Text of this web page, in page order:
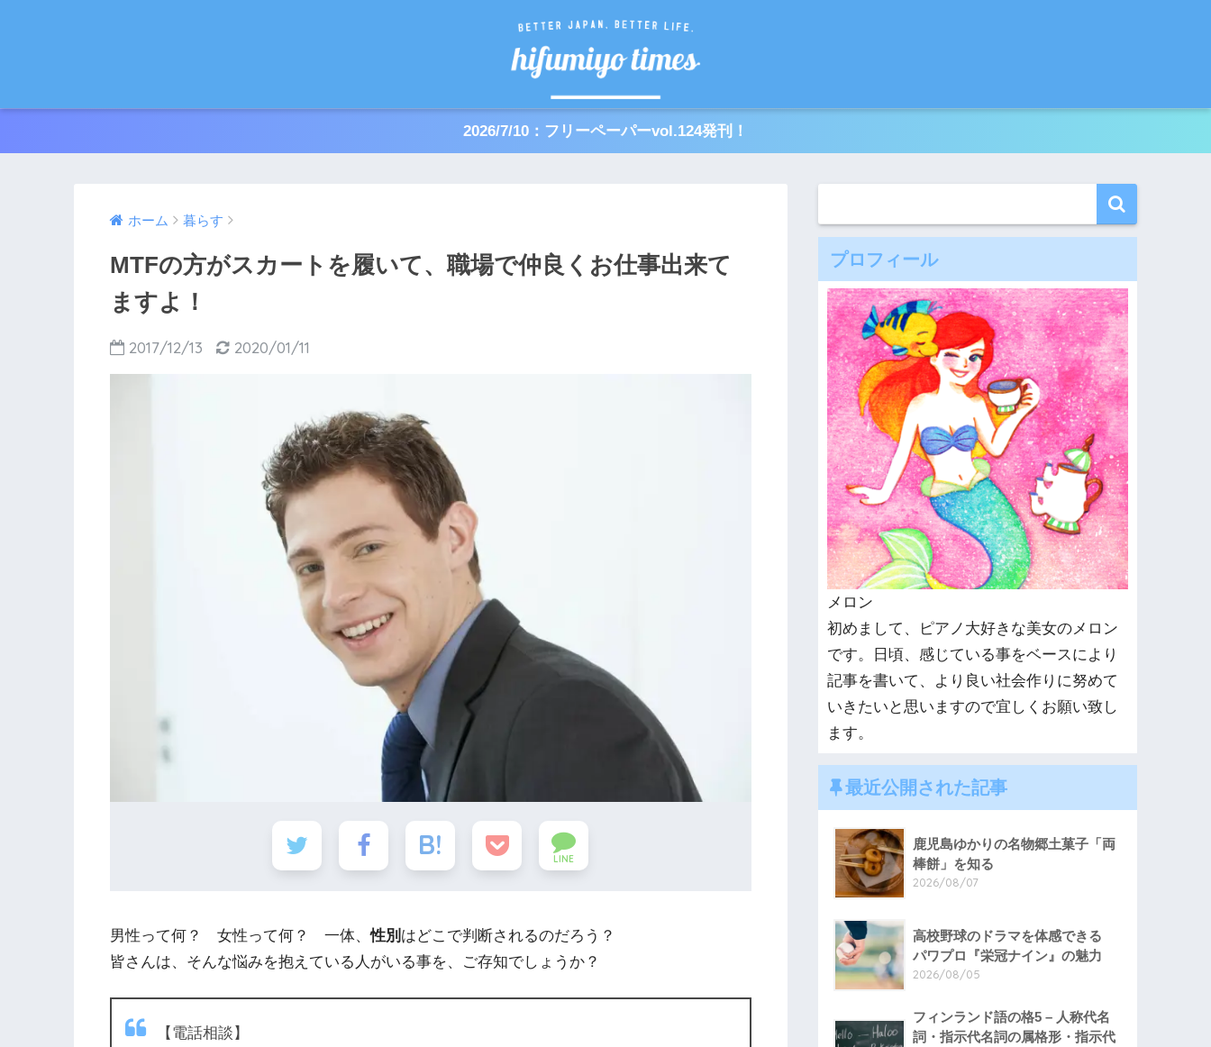
2026/7/10：フリーペーパーvol.124発刊！
ホーム 暮らす
MTFの方がスカートを履いて、職場で仲良くお仕事出来て
ますよ！
2017/12/13 2020/01/11
LINE
男性って何？ 女性って何？ 一体、性別 はどこで判断されるのだろう？
皆さんは、そんな悩みを抱えている人がいる事を、ご存知でしょうか？
【電話相談】
プロフィール
メロン
初めまして、ピアノ大好きな美女のメロン
です。日頃、感じている事をベースにより
記事を書いて、より良い社会作りに努めて
いきたいと思いますので宜しくお願い致し
ます。
最近公開された記事
鹿児島ゆかりの名物郷土菓子「両
棒餅」を知る
2026/08/07
高校野球のドラマを体感できる
パワプロ『栄冠ナイン』の魅力
2026/08/05
フィンランド語の格5 – 人称代名
詞・指示代名詞の属格形・指示代